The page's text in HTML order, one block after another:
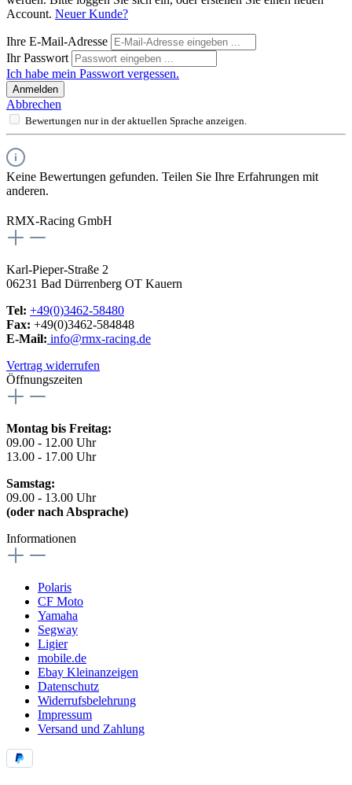
Account. Neuer Kunde?
Ihre E-Mail-Adresse
Ihr Passwort
Ich habe mein Passwort vergessen.
Anmelden
Abbrechen
Bewertungen nur in der aktuellen Sprache anzeigen.
Keine Bewertungen gefunden. Teilen Sie Ihre Erfahrungen mit
anderen.
RMX-Racing GmbH
Karl-Pieper-Straße 2
06231 Bad Dürrenberg OT Kauern
Tel: +49(0)3462-58480
Fax: +49(0)3462-584848
E-Mail: info@rmx-racing.de
Vertrag widerrufen
Öffnungszeiten
Montag bis Freitag:
09.00 - 12.00 Uhr
13.00 - 17.00 Uhr
Samstag:
09.00 - 13.00 Uhr
(oder nach Absprache)
Informationen
Polaris
CF Moto
Yamaha
Segway
Ligier
mobile.de
Ebay Kleinanzeigen
Datenschutz
Widerrufsbelehrung
Impressum
Versand und Zahlung